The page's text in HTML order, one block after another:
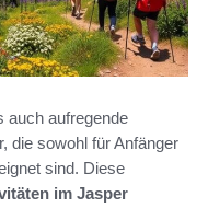
auch aufregende
die sowohl für Anfänger
sind. Diese
im Jasper